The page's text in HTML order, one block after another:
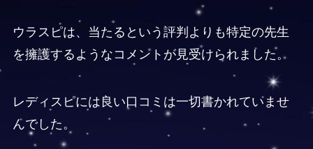
ウラスピは、当たるという評判よりも特定の先生
を擁護するようなコメントが見受けられました。
レディスピには良い口コミは一切書かれていませ
んでした。